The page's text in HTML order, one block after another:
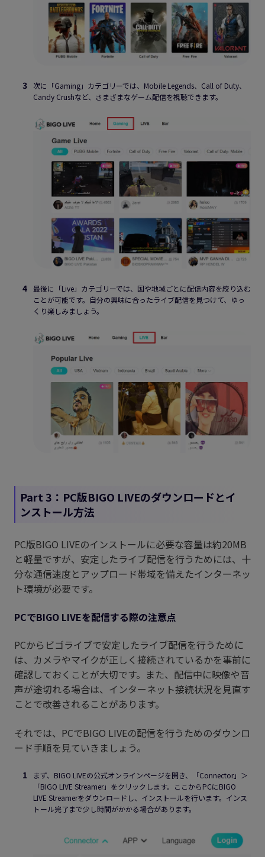
次に「Gaming」カテゴリーでは、Mobile Legends、Call of Duty、
Candy Crushなど、さまざまなゲーム配信を視聴できます。
最後に「Live」カテゴリーでは、国や地域ごとに配信内容を絞り込む
ことが可能です。自分の興味に合ったライブ配信を見つけて、ゆっ
くり楽しみましょう。
Part 3：PC版BIGO LIVEのダウンロードとイ
ンストール方法
PC版BIGO LIVEのインストールに必要な容量は約20MB
と軽量ですが、安定したライブ配信を行うためには、十
分な通信速度とアップロード帯域を備えたインターネッ
ト環境が必要です。
PCでBIGO LIVEを配信する際の注意点
PCからビゴライブで安定したライブ配信を行うために
は、カメラやマイクが正しく接続されているかを事前に
確認しておくことが大切です。また、配信中に映像や音
声が途切れる場合は、インターネット接続状況を見直す
ことで改善されることがあります。
それでは、PCでBIGO LIVEの配信を行うためのダウンロ
ード手順を見ていきましょう。
まず、BIGO LIVEの公式オンラインページを開き、「Connector」＞
「BIGO LIVE Streamer」をクリックします。ここからPCにBIGO
LIVE Streamerをダウンロードし、インストールを行います。インス
トール完了まで少し時間がかかる場合があります。